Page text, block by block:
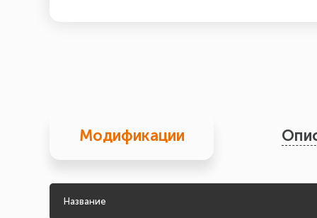
Модификации
Название